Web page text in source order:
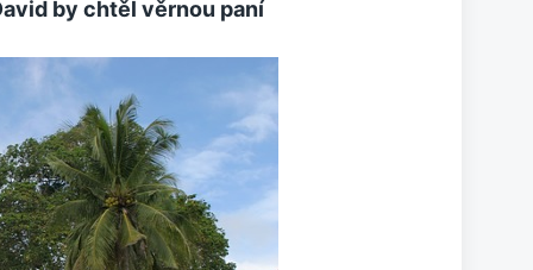
by chtěl věrnou paní